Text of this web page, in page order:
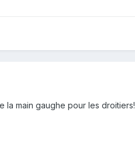
la main gaughe pour les droitiers!